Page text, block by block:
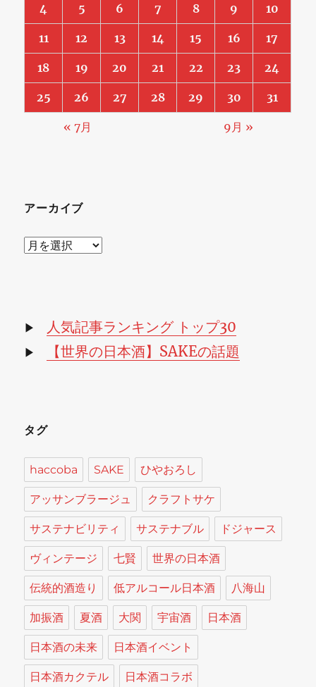
4 5 6 7 8 9 10
11 12 13 14 15 16 17
18 19 20 21 22 23 24
25 26 27 28 29 30 31
« 7月 9月 »
アーカイブ
ア
ブ
▶ 人気記事ランキング トップ30
▶ 【世界の日本酒】SAKEの話題
タグ
haccoba SAKE ひやおろし
アッサンブラージュ クラフトサケ
サステナビリティ サステナブル ドジャース
ヴィンテージ 七賢 世界の日本酒
伝統的酒造り 低アルコール日本酒 八海山
加振酒 夏酒 大関 宇宙酒 日本酒
日本酒の未来 日本酒イベント
日本酒カクテル 日本酒コラボ